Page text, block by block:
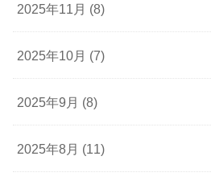
2025年11月 (8)
2025年10月 (7)
2025年9月 (8)
2025年8月 (11)